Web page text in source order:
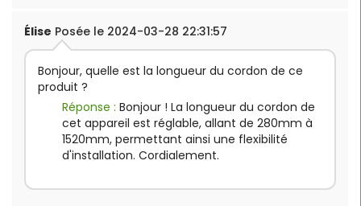
Élise Posée le 2024-03-28 22:31:57
Bonjour, quelle est la longueur du cordon de ce
produit ?
Réponse : Bonjour ! La longueur du cordon de
cet appareil est réglable, allant de 280mm à
1520mm, permettant ainsi une flexibilité
d'installation. Cordialement.